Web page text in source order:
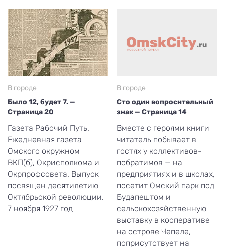
В городе
Было 12, будет 7. —
Страница 20
Газета Рабочий Путь.
Ежедневная газета
Омского окружном
ВКП(б), Окрисполкома и
Окрпрофсовета. Выпуск
посвящен десятилетию
Октябрьской революции.
7 ноября 1927 год
В городе
Сто один вопросительный
знак — Страница 14
Вместе с героями книги
читатель побывает в
гостях у коллективов-
побратимов — на
предприятиях и в школах,
посетит Омский парк под
Будапештом и
сельскохозяйственную
выставку в кооперативе
на острове Чепеле,
поприсутствует на